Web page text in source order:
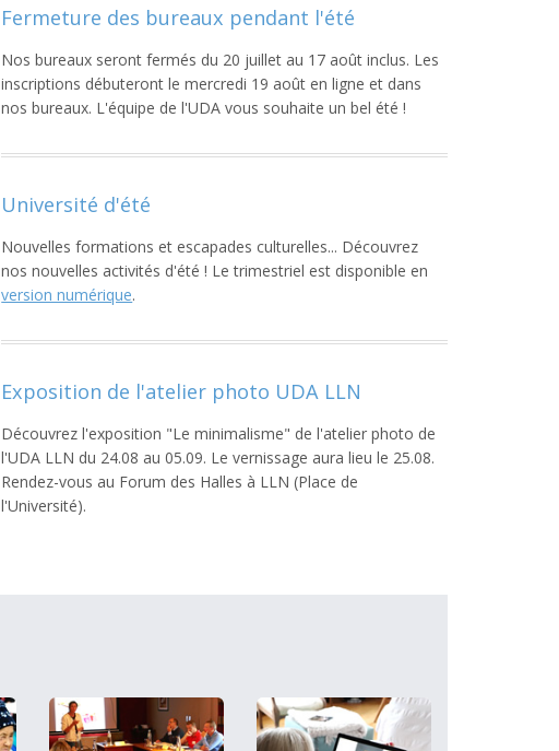
Fermeture des bureaux pendant l'été
Nos bureaux seront fermés du 20 juillet au 17 août inclus. Les
inscriptions débuteront le mercredi 19 août en ligne et dans
nos bureaux. L'équipe de l'UDA vous souhaite un bel été !
Université d'été
Nouvelles formations et escapades culturelles... Découvrez
nos nouvelles activités d'été ! Le trimestriel est disponible en
version numérique.
Exposition de l'atelier photo UDA LLN
Découvrez l'exposition "Le minimalisme" de l'atelier photo de
l'UDA LLN du 24.08 au 05.09. Le vernissage aura lieu le 25.08.
Rendez-vous au Forum des Halles à LLN (Place de
l'Université).